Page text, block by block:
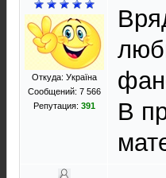
Откуда: Україна
Сообщений: 7 566
Репутация: 391
В